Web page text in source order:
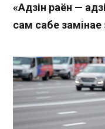
«Адзін раён —
сам сабе